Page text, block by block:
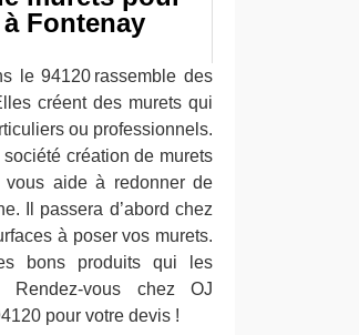
Fontenay
le 94120 rassemble des
créent des murets qui
ou professionnels.
création de murets
aide à redonner de
Il passera d’abord chez
à poser vos murets.
bons produits qui les
Rendez-vous chez OJ
pour votre devis !